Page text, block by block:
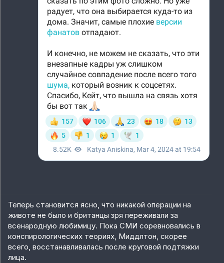
Теперь становится ясно, что никакой операции на
животе не было и британцы зря переживали за
всенародную любимицу. Пока СМИ соревновались в
конспирологических теориях, Миддлтон, скорее
всего, восстанавливалась после круговой подтяжки
лица.